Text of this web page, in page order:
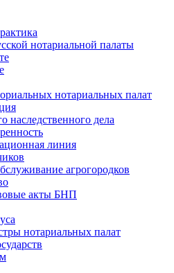
нотариальной палаты
нотариальных палат
наследственного дела
линия
агрогородков
акты БНП
нотариальных палат